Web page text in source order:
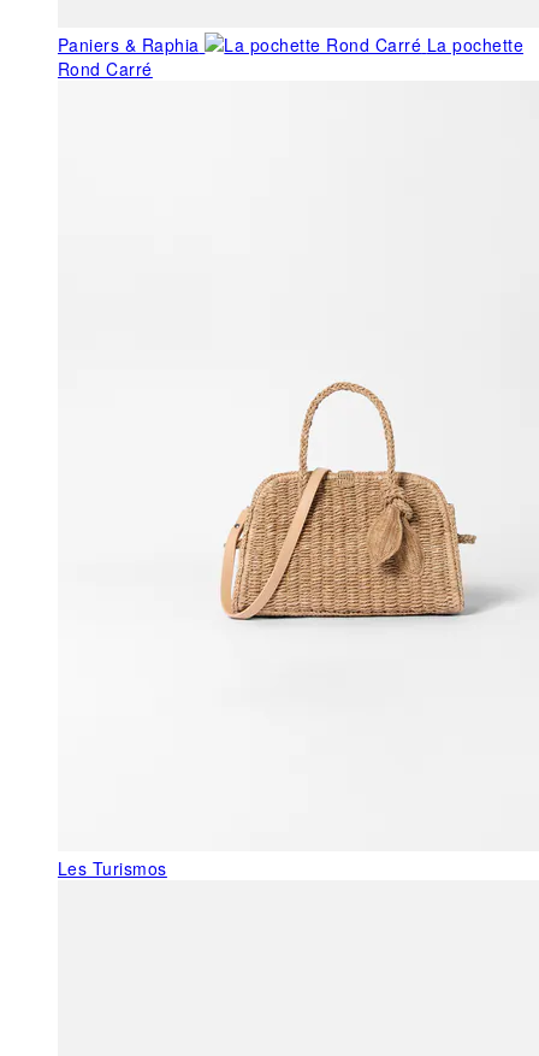
Paniers & Raphia
La pochette
Rond Carré
Les Turismos